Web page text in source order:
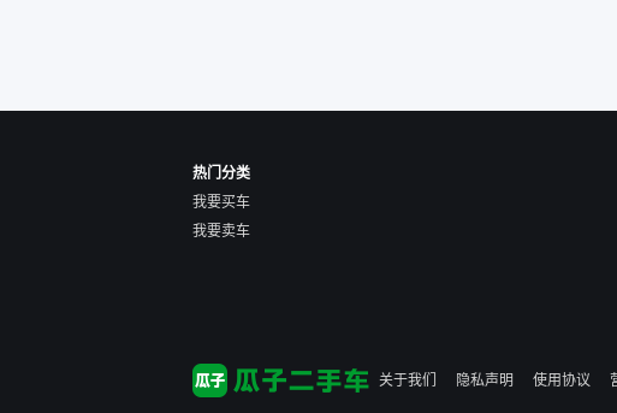
热门分类
我要买车
我要卖车
关于我们
隐私声明 使用协议